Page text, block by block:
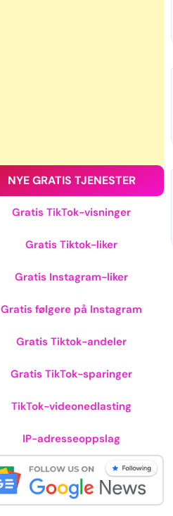
NYE GRATIS TJENESTER
Gratis TikTok-visninger
Gratis Tiktok-liker
Gratis Instagram-liker
Gratis følgere på Instagram
Gratis Tiktok-andeler
Gratis TikTok-sparinger
TikTok-videonedlasting
IP-adresseoppslag